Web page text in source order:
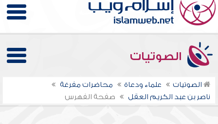
الصوتيات
الصوتيات علماء ودعاة
محاضرات مفرغة
ناصر بن عبد الكريم العقل
صفحة الفهرس